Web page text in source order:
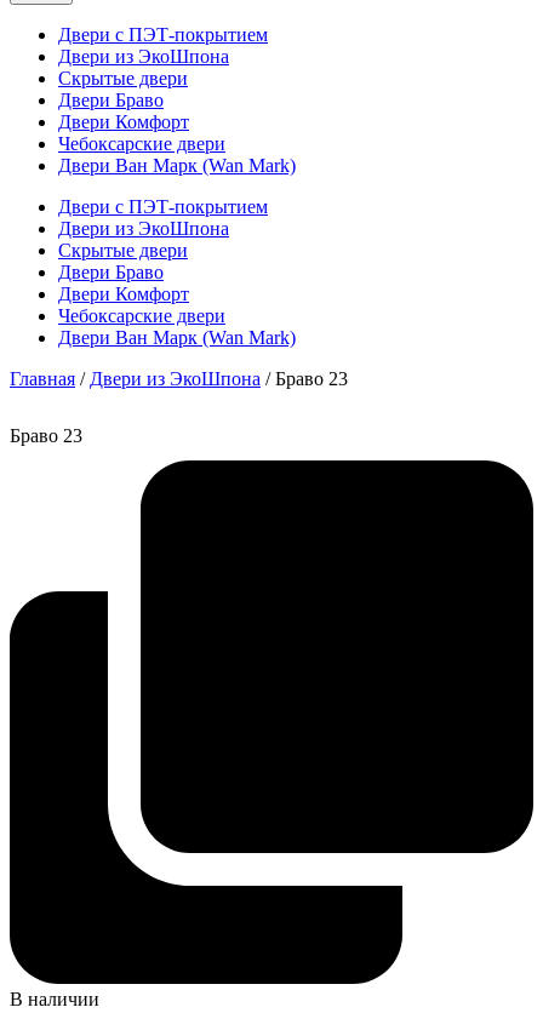
Двери с ПЭТ-покрытием
Двери из ЭкоШпона
Скрытые двери
Двери Браво
Двери Комфорт
Чебоксарские двери
Двери Ван Марк (Wan Mark)
Двери с ПЭТ-покрытием
Двери из ЭкоШпона
Скрытые двери
Двери Браво
Двери Комфорт
Чебоксарские двери
Двери Ван Марк (Wan Mark)
Главная / Двери из ЭкоШпона / Браво 23
Браво 23
В наличии